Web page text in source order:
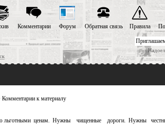
Комментарии Форум Обратная связь Правила
Комментарии к материалу
льготными ценам. Нужны чищенные дороги. Нужны